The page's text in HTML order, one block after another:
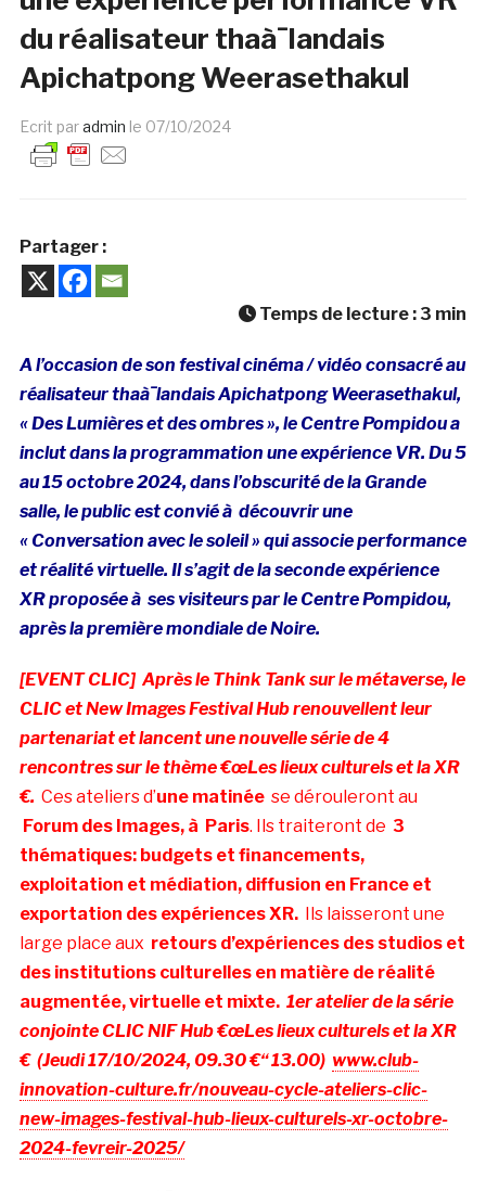
du réalisateur thaà¯landais
Apichatpong Weerasethakul
Ecrit paradmin le 07/10/2024
Partager :
Temps de lecture : 3 min
A l’occasion de son festival cinéma / vidéo consacré au
réalisateur thaà¯landais Apichatpong Weerasethakul,
« Des Lumières et des ombres », le Centre Pompidou a
inclut dans la programmation une expérience VR. Du 5
au 15 octobre 2024, dans l’obscurité de la Grande
salle, le public est convié à découvrir une
« Conversation avec le soleil » qui associe performance
et réalité virtuelle. Il s’agit de la seconde expérience
XR proposée à ses visiteurs par le Centre Pompidou,
après la première mondiale de Noire.
[EVENT CLIC] Après le Think Tank sur le métaverse, le
CLIC et New Images Festival Hub renouvellent leur
partenariat et lancent une nouvelle série de 4
rencontres sur le thème €œLes lieux culturels et la XR
€. Ces ateliers d’une matinéese dérouleront au
Forum des Images, à Paris. Ils traiteront de 3
thématiques: budgets et financements,
exploitation et médiation, diffusion en France et
exportation des expériences XR.Ils laisseront une
large place aux retours d’expériences des studios et
des institutions culturelles en matière de réalité
augmentée, virtuelle et mixte. 1er atelier de la série
conjointe CLIC NIF Hub €œLes lieux culturels et la XR
€ (Jeudi 17/10/2024, 09.30 €“ 13.00) www.club-
innovation-culture.fr/nouveau-cycle-ateliers-clic-
new-images-festival-hub-lieux-culturels-xr-octobre-
2024-fevreir-2025/